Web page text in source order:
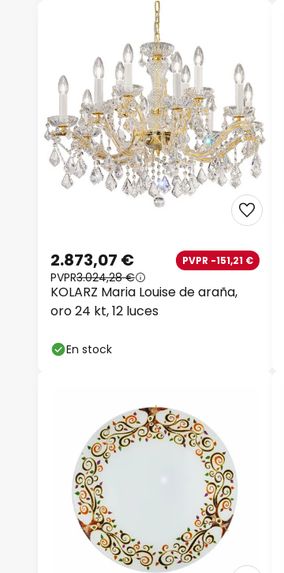
KOLARZ Maria Louise de araña,
oro 24 kt, 12 luces
2.873,07 € PVPR -151,21 €
PVPR3.024,28 €
En stock